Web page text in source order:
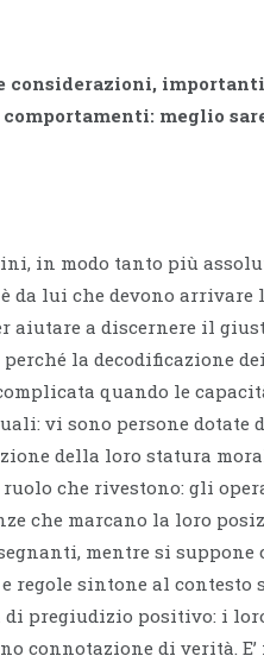
considerazioni,
meglio
in modo tanto più
da lui che devono arrivare
aiutare a discernere il
la decodificazione dei
quando le
vi sono persone dotate
della loro statura
che rivestono: gli
che marcano la loro
mentre si suppone
sintone al contesto
pregiudizio positivo: i
connotazione di verità. E’